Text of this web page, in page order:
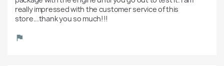
really impressed with the customer service of this
store...thank you so much!!!